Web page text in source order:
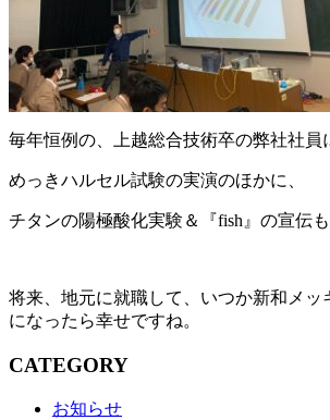
毎年恒例の、上越総合技術卒の弊社社員
めっきハルセル試験の実演のほかに、
チタンの陽極酸化実験＆『fish』の宣伝も
将来、地元に就職して、いつか新和メッ
になったら幸せですね。
CATEGORY
お知らせ